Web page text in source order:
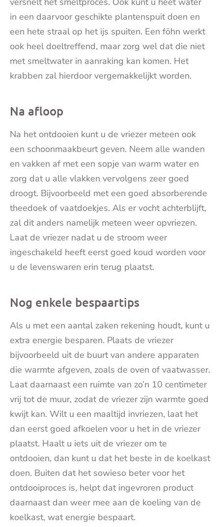
in een daarvoor geschikte plantenspuit doen en
een hete straal op het ijs spuiten. Een föhn werkt
ook heel doeltreffend, maar zorg wel dat die niet
met smeltwater in aanraking kan komen. Het
krabben zal hierdoor vergemakkelijkt worden.
Na afloop
Na het ontdooien kunt u de vriezer meteen ook
een schoonmaakbeurt geven. Neem alle wanden
en vakken af met een sopje van warm water en
zorg dat u alle vlakken vervolgens zeer goed
droogt. Bijvoorbeeld met een goed absorberende
theedoek of vaatdoekjes. Als er vocht achterblijft,
zal dit anders namelijk meteen weer opvriezen.
Laat de vriezer nadat u de stroom weer
ingeschakeld heeft eerst goed koud worden voor
u de levenswaren erin terug plaatst.
Nog enkele bespaartips
Als u met een aantal zaken rekening houdt, kunt u
extra energie besparen. Plaats de vriezer
bijvoorbeeld uit de buurt van andere apparaten
die warmte afgeven, zoals de oven of vaatwasser.
Laat daarnaast een ruimte van zo’n 10 centimeter
vrij tot de muur, zodat de vriezer zijn warmte goed
kwijt kan. Wilt u een maaltijd invriezen, laat het
dan eerst goed afkoelen voor u het in de vriezer
plaatst. Haalt u iets uit de vriezer om te
ontdooien, dan kunt u dat het beste in de koelkast
doen. Buiten dat het sowieso beter voor het
ontdooiproces is, helpt dat ingevroren product
daarnaast dan weer mee aan de koeling van de
koelkast, wat energie bespaart.